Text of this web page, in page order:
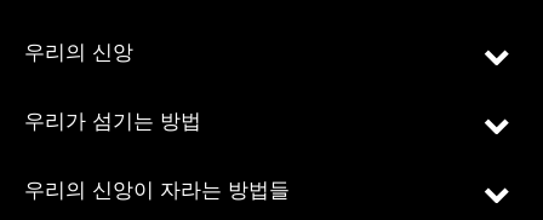
우리의 신앙
우리가 섬기는 방법
우리의 신앙이 자라는 방법들